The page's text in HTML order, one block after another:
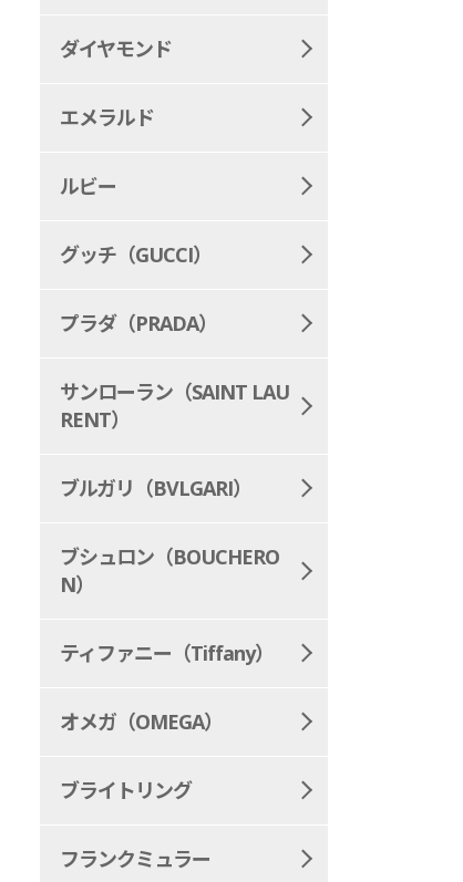
ダイヤモンド
エメラルド
ルビー
グッチ（GUCCI）
プラダ（PRADA）
サンローラン（SAINT LAU
RENT）
ブルガリ（BVLGARI）
ブシュロン（BOUCHERO
N）
ティファニー（Tiffany）
オメガ（OMEGA）
ブライトリング
フランクミュラー